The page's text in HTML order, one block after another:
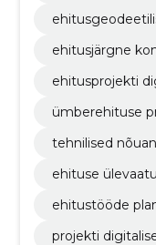
ehitusjärgne
ehitusprojekti
ümberehituse
tehnilised
ehituse
ehitustööde
projekti